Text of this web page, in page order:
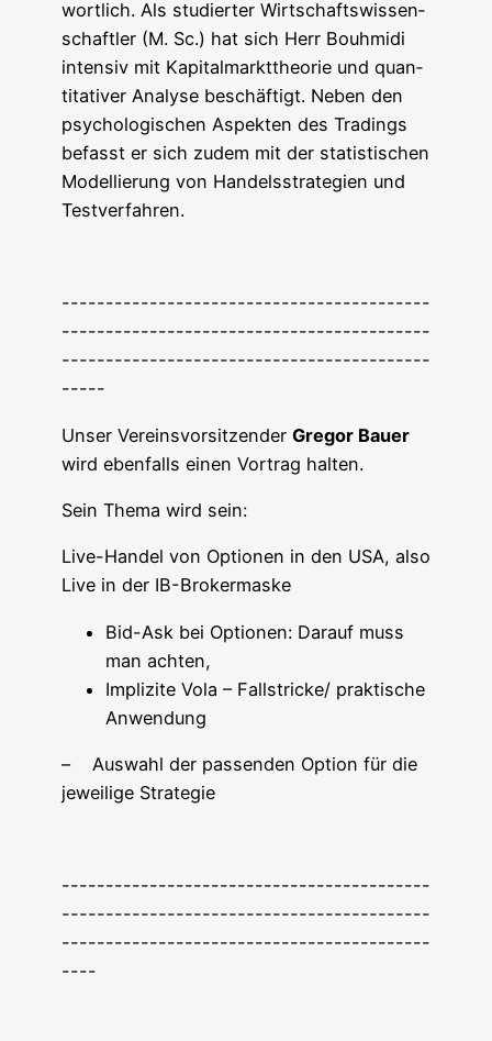
wort­lich. Als stu­dier­ter Wirt­schafts­wis­sen­
schaft­ler (M. Sc.) hat sich Herr Bouhmidi
inten­siv mit Kapi­tal­markt­theo­rie und quan­
ti­ta­ti­ver Ana­ly­se beschäf­tigt. Neben den
psy­cho­lo­gi­schen Aspek­ten des Tra­dings
befasst er sich zudem mit der sta­tis­ti­schen
Model­lie­rung von Han­dels­stra­te­gien und
Testverfahren.
------------------------------------------
------------------------------------------
------------------------------------------
-----
Unser Ver­eins­vor­sit­zen­der Gre­gor Bau­er
wird eben­falls einen Vor­trag halten.
Sein The­ma wird sein:
Live-Han­del von Optio­nen in den USA, also
Live in der IB-Brokermaske
Bid-Ask bei Optio­nen: Dar­auf muss
man achten,
Impli­zi­te Vola – Fallstricke/ prak­ti­sche
Anwendung
– Aus­wahl der pas­sen­den Opti­on für die
jewei­li­ge Strategie
------------------------------------------
------------------------------------------
------------------------------------------
----